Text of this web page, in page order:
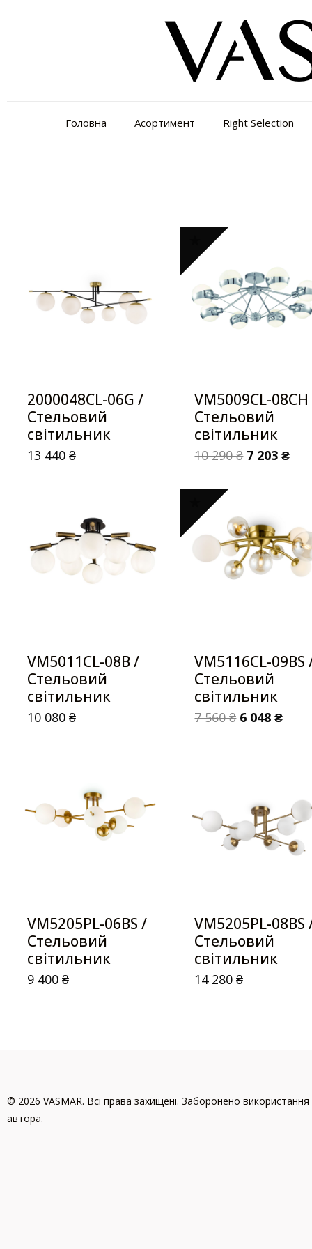
Головна Асортимент Right Selection
2000048CL-06G /
Стельовий
світильник
13 440₴
VM5009CL-
Стельовий
світильник
10 290₴ 7 203₴
VM5011CL-08B /
Стельовий
світильник
10 080₴
VM5116CL-09BS
Стельовий
світильник
7 560₴ 6 048₴
VM5205PL-06BS /
Стельовий
світильник
9 400₴
VM5205PL-08BS
Стельовий
світильник
14 280₴
© 2026 VASMAR. Всі права захищені. Заборонено використання
автора.